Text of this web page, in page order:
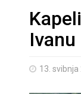
13. svibnja